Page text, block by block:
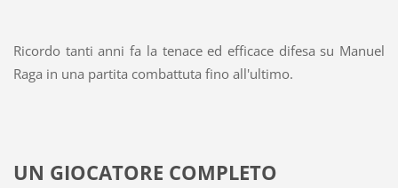
Ricordo tanti anni fa la tenace ed efficace difesa su Manuel
Raga in una partita combattuta fino all'ultimo.
UN GIOCATORE COMPLETO